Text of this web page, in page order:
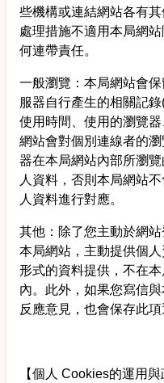
些機構或連結網站各有
處理措施不適用本局網
何連帶責任。
一般瀏覽：本局網站會
服器自行產生的相關記
使用時間、使用的瀏覽
網站會對個別連線者的
器在本局網站內部所瀏
人資料，否則本局網站
人資料進行對應。
其他：除了您主動於網
本局網站，主動提供個
形式的資料提供，不在
內。此外，如果您寫信
反應意見，也會保存此項
【個人 Cookies的運用與